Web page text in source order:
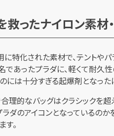
救ったナイロン素材
用に特化された素材で、テント
であったプラダに、軽くて耐
には十分すぎる起爆剤となった
理的なバッグはクラシックを超
ラダのアイコンとなっているの
。